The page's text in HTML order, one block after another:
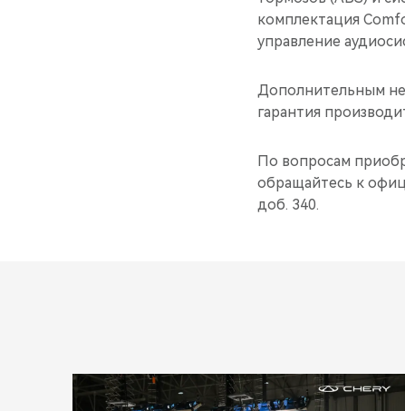
комплектация
управление
Дополнительным
гарантия
По вопросам
обращайтесь к
доб. 340.